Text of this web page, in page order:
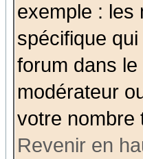
exemple : les
spécifique
forum dans
modérateur
votre nombre
Revenir en